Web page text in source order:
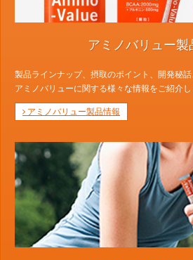
アミノバリュー製
製品ラインナップ、摂取のポイント、開発秘
アミノバリューに関する様々な情報をご紹介し
アミノバリュー製品情報